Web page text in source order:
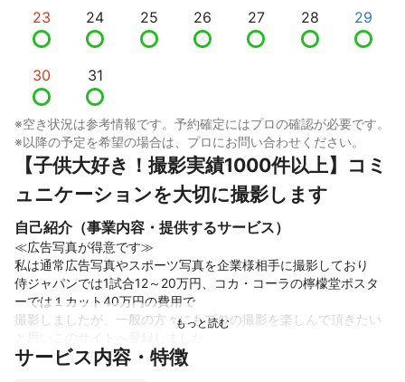
23 24 25 26 27 28 29
30 31
※空き状況は参考情報です。予約確定にはプロの確認が必要です。
※以降の予定を希望の場合は、プロにお問い合わせください。
【子供大好き！撮影実績1000件以上】コミ
ュニケーションを大切に撮影します
自己紹介（事業内容・提供するサービス）
≪広告写真が得意です≫
私は通常広告写真やスポーツ写真を企業様相手に撮影しており
侍ジャパンでは1試合12～20万円、コカ・コーラの檸檬堂ポスタ
ーでは１カット40万円の費用で
撮影しましたが、一般の方々にもプロの撮影を楽しんで頂きたい
サービス内容・特徴